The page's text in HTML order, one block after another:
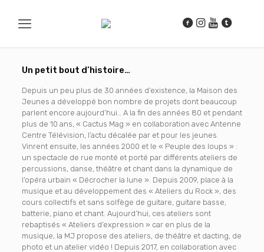
Un petit bout d’histoire…
Depuis un peu plus de 30 années d’existence, la Maison des
Jeunes a développé bon nombre de projets dont beaucoup
parlent encore aujourd’hui… A la fin des années 80 et pendant
plus de 10 ans, « Cactus Mag » en collaboration avec Antenne
Centre Télévision, l’actu décalée par et pour les jeunes.
Vinrent ensuite, les années 2000 et le « Peuple des loups » :
un spectacle de rue monté et porté par différents ateliers de
percussions, danse, théâtre et chant dans la dynamique de
l’opéra urbain « Décrocher la lune ». Depuis 2009, place à la
musique et au développement des « Ateliers du Rock », des
cours collectifs et sans solfège de guitare, guitare basse,
batterie, piano et chant. Aujourd’hui, ces ateliers sont
rebaptisés « Ateliers d’expression » car en plus de la
musique, la MJ propose des ateliers, de théâtre et dacting, de
photo et un atelier vidéo ! Depuis 2017, en collaboration avec